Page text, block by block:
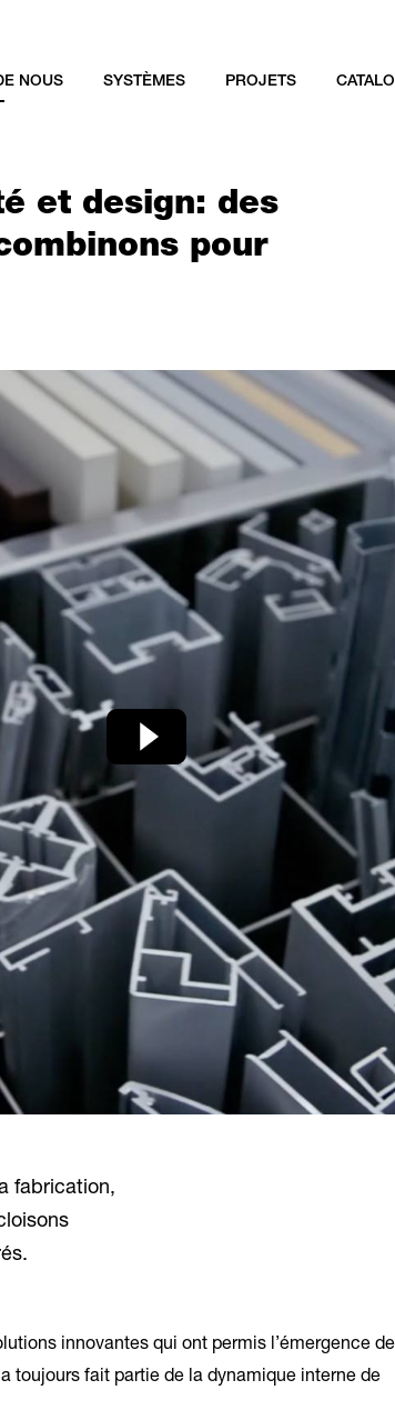
NOUS SYSTÈMES PROJETS
et design: des
pour
fabrication,
innovantes qui ont permis l’émergence de
toujours fait partie de la dynamique interne de